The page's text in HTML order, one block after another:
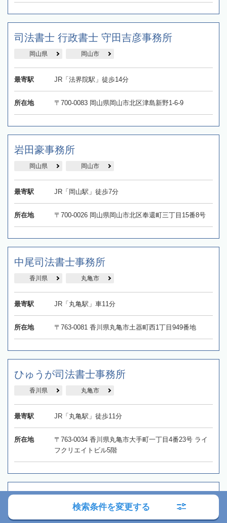
司法書士 行政書士 守田吉彦事務所
岡山県 岡山市
最寄駅 JR「法界院駅」徒歩14分
所在地 〒700-0083 岡山県岡山市北区津島新野1-6-9
岩田豪事務所
岡山県 岡山市
最寄駅 JR「岡山駅」徒歩7分
所在地 〒700-0026 岡山県岡山市北区奉還町三丁目15番8号
中尾司法書士事務所
香川県 丸亀市
最寄駅 JR「丸亀駅」車11分
所在地 〒763-0081 香川県丸亀市土器町西1丁目949番地
ひゅうが司法書士事務所
香川県 丸亀市
最寄駅 JR「丸亀駅」徒歩11分
所在地
〒763-0034 香川県丸亀市大手町一丁目4番23号 ライ
フクリエイトビル5階
四国司法書士法人 香川本社
高松市
検索条件を変更する